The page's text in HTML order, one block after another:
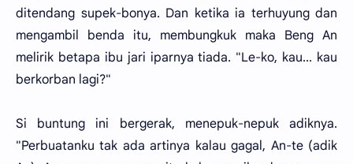
ditendang supek-bonya. Dan ketika ia terhuyung dan
mengambil benda itu, membungkuk maka Beng An
melirik betapa ibu jari iparnya tiada. "Le-ko, kau... kau
berkorban lagi?"
Si buntung ini bergerak, menepuk-nepuk adiknya.
"Perbuatanku tak ada artinya kalau gagal, An-te (adik